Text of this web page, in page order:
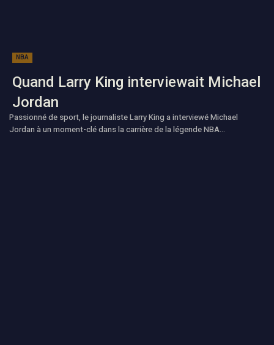
NBA
Quand Larry King interviewait Michael
Jordan
Passionné de sport, le journaliste Larry King a interviewé Michael
Jordan à un moment-clé dans la carrière de la légende NBA...